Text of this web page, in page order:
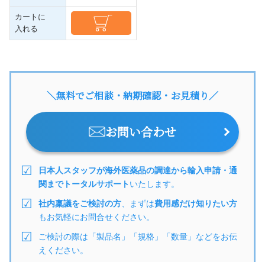
カートに
入れる
＼無料でご相談・納期確認・お見積り／
お問い合わせ
日本人スタッフが海外医薬品の調達から輸入申請・通
関までトータルサポートいたします。
社内稟議をご検討の方 、まずは費用感だけ知りたい方
もお気軽にお問合せください。
ご検討の際は「製品名」「規格」「数量」などをお伝
えください。